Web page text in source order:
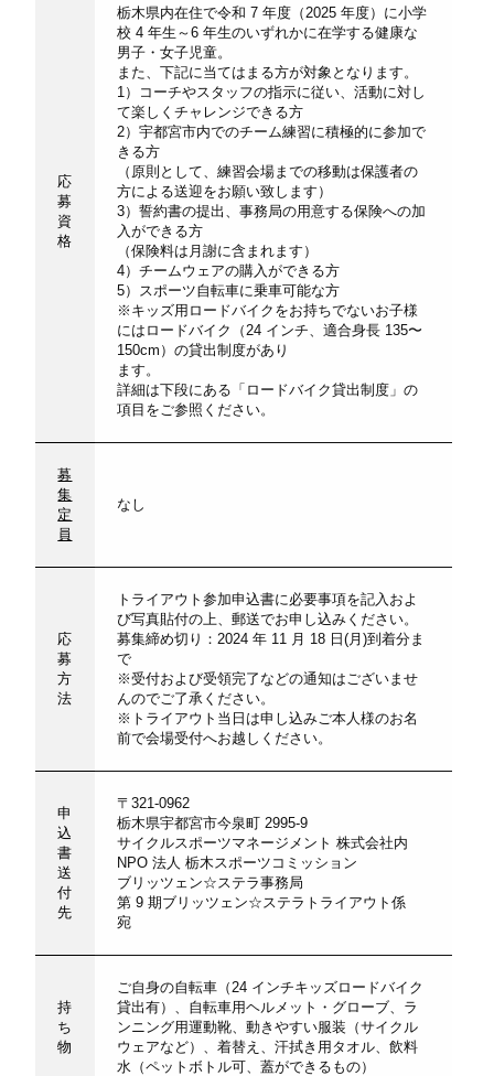
応
募
資
格
栃木県内在住で令和 7 年度（2025 年度）に小学
校 4 年生～6 年生のいずれかに在学する健康な
男子・女子児童。
また、下記に当てはまる方が対象となります。
1）コーチやスタッフの指示に従い、活動に対し
て楽しくチャレンジできる方
2）宇都宮市内でのチーム練習に積極的に参加で
きる方
（原則として、練習会場までの移動は保護者の
方による送迎をお願い致します）
3）誓約書の提出、事務局の用意する保険への加
入ができる方
（保険料は月謝に含まれます）
4）チームウェアの購入ができる方
5）スポーツ自転車に乗車可能な方
※キッズ用ロードバイクをお持ちでないお子様
にはロードバイク（24 インチ、適合身長 135〜
150cm）の貸出制度があり
ます。
詳細は下段にある「ロードバイク貸出制度」の
項目をご参照ください。
募
集
定
員
なし
応
募
方
法
トライアウト参加申込書に必要事項を記入およ
び写真貼付の上、郵送でお申し込みください。
募集締め切り：2024 年 11 月 18 日(月)到着分ま
で
※受付および受領完了などの通知はございませ
んのでご了承ください。
※トライアウト当日は申し込みご本人様のお名
前で会場受付へお越しください。
申
込
書
送
付
先
〒321-0962
栃木県宇都宮市今泉町 2995-9
サイクルスポーツマネージメント 株式会社内
NPO 法人 栃木スポーツコミッション
ブリッツェン☆ステラ事務局
第 9 期ブリッツェン☆ステラトライアウト係
宛
持
ち
物
ご自身の自転車（24 インチキッズロードバイク
貸出有）、自転車用ヘルメット・グローブ、ラ
ンニング用運動靴、動きやすい服装（サイクル
ウェアなど）、着替え、汗拭き用タオル、飲料
水（ペットボトル可、蓋ができるもの）